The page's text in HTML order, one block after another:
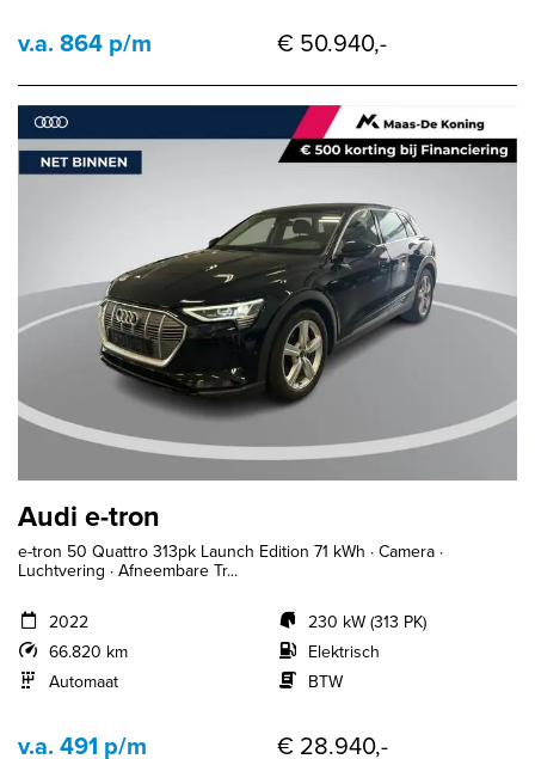
v.a. 864 p/m € 50.940,-
Audi e-tron
e-tron 50 Quattro 313pk Launch Edition 71 kWh · Camera ·
Luchtvering · Afneembare Tr...
2022
66.820 km
Automaat
230 kW (313 PK)
Elektrisch
BTW
v.a. 491 p/m € 28.940,-